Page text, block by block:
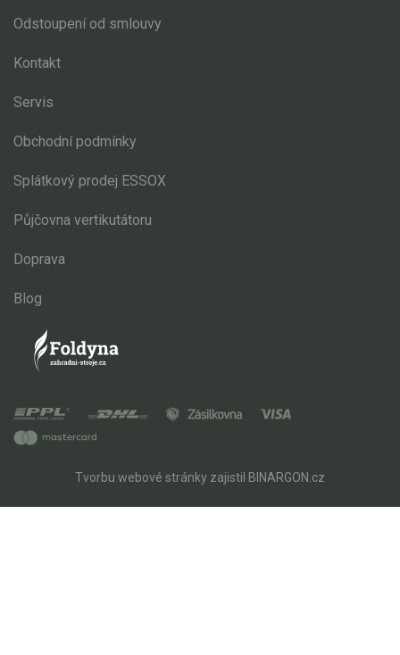
Odstoupení od smlouvy
Kontakt
Servis
Obchodní podmínky
Splátkový prodej ESSOX
Půjčovna vertikutátoru
Doprava
Blog
Tvorbu webové stránky zajistil BINARGON.cz